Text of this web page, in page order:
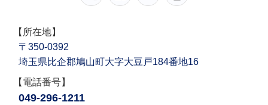
【所在地】
〒350-0392
埼玉県比企郡鳩山町大字大豆戸184番地16
【電話番号】
049-296-1211